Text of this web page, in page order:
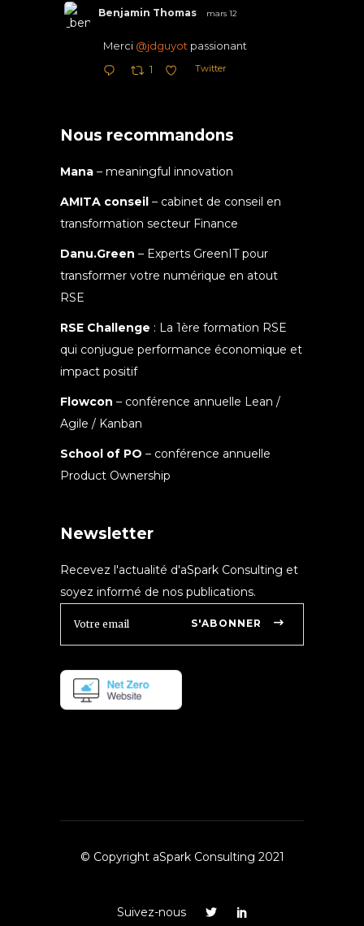
Benjamin Thomas mars 12
Merci @jdguyot passionant
1 Twitter
Nous recommandons
Mana – meaningful innovation
AMITA conseil – cabinet de conseil en
transformation secteur Finance
Danu.Green – Experts GreenIT pour
transformer votre numérique en atout
RSE
RSE Challenge : La 1ère formation RSE
qui conjugue performance économique et
impact positif
Flowcon – conférence annuelle Lean /
Agile / Kanban
School of PO – conférence annuelle
Product Ownership
Newsletter
Recevez l'actualité d'aSpark Consulting et
soyez informé de nos publications.
S'ABONNER
© Copyright aSpark Consulting 2021
Suivez-nous